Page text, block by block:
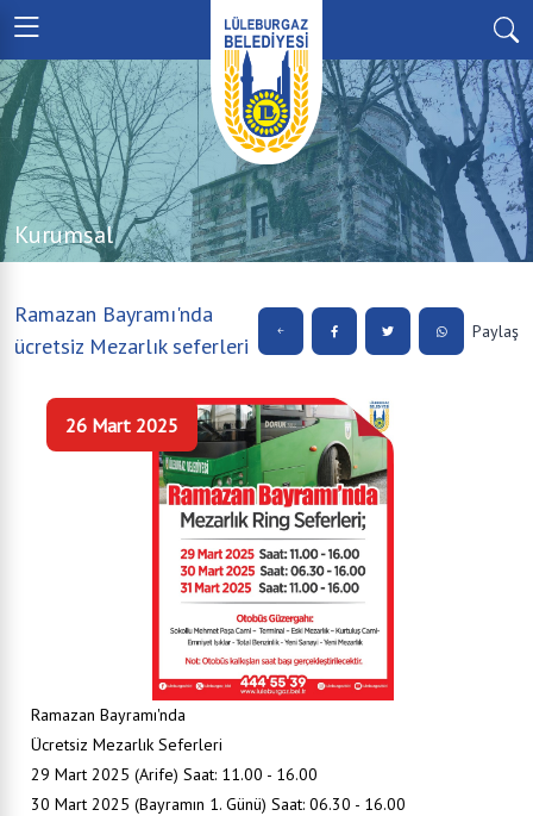
Kurumsal
Ramazan Bayramı'nda
ücretsiz Mezarlık seferleri
Paylaş
26 Mart 2025
Ramazan Bayramı'nda
Ücretsiz Mezarlık Seferleri
29 Mart 2025 (Arife) Saat: 11.00 - 16.00
30 Mart 2025 (Bayramın 1. Günü) Saat: 06.30 - 16.00